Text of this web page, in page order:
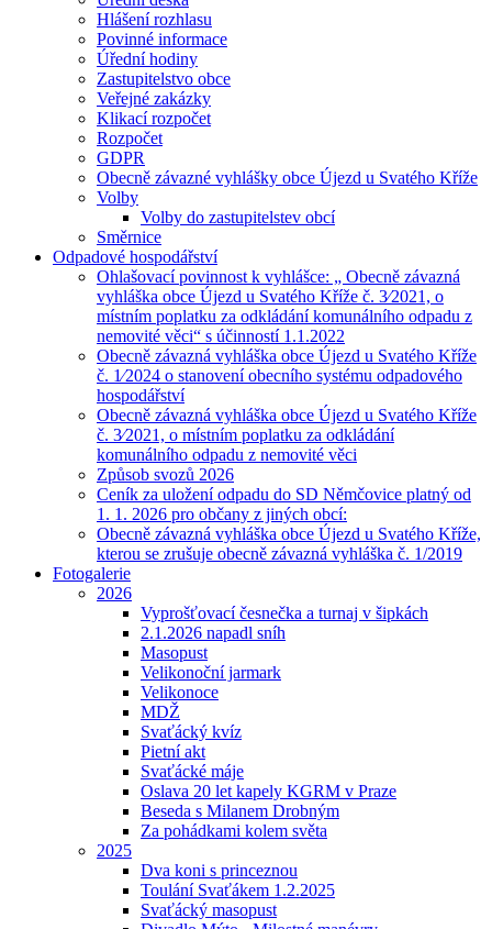
Hlášení rozhlasu
Povinné informace
Úřední hodiny
Zastupitelstvo obce
Veřejné zakázky
Klikací rozpočet
Rozpočet
GDPR
Obecně závazné vyhlášky obce Újezd u Svatého Kříže
Volby
Volby do zastupitelstev obcí
Směrnice
Odpadové hospodářství
Ohlašovací povinnost k vyhlášce: „ Obecně závazná
vyhláška obce Újezd u Svatého Kříže č. 3⁄2021, o
místním poplatku za odkládání komunálního odpadu z
nemovité věci“ s účinností 1.1.2022
Obecně závazná vyhláška obce Újezd u Svatého Kříže
č. 1⁄2024 o stanovení obecního systému odpadového
hospodářství
Obecně závazná vyhláška obce Újezd u Svatého Kříže
č. 3⁄2021, o místním poplatku za odkládání
komunálního odpadu z nemovité věci
Způsob svozů 2026
Ceník za uložení odpadu do SD Němčovice platný od
1. 1. 2026 pro občany z jiných obcí:
Obecně závazná vyhláška obce Újezd u Svatého Kříže,
kterou se zrušuje obecně závazná vyhláška č. 1/2019
Fotogalerie
2026
Vyprošťovací česnečka a turnaj v šipkách
2.1.2026 napadl sníh
Masopust
Velikonoční jarmark
Velikonoce
MDŽ
Svaťácký kvíz
Pietní akt
Svaťácké máje
Oslava 20 let kapely KGRM v Praze
Beseda s Milanem Drobným
Za pohádkami kolem světa
2025
Dva koni s princeznou
Toulání Svaťákem 1.2.2025
Svaťácký masopust